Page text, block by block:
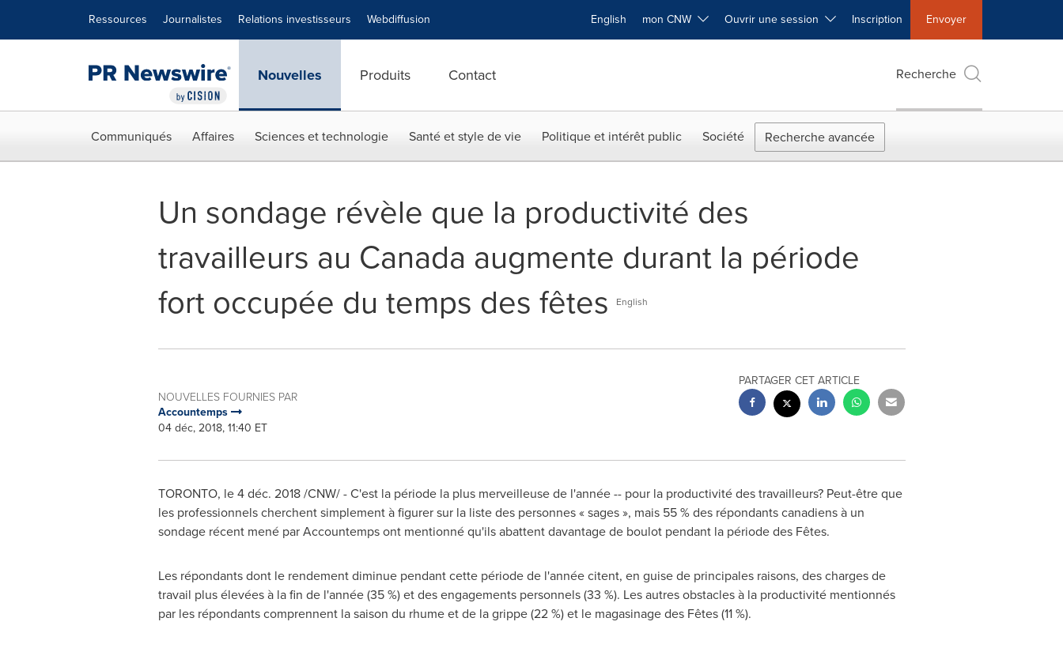
Ressources Journalistes Relations investisseurs Webdiffusion English mon CNW Ouvrir une session Inscription Envoyer
Nouvelles Produits Contact Recherche
Communiqués Affaires Sciences et technologie Santé et style de vie Politique et intérêt public Société Recherche avancée
Un sondage révèle que la productivité des
travailleurs au Canada augmente durant la période
fort occupée du temps des fêtes
English
NOUVELLES FOURNIES PAR
Accountemps
04 déc, 2018, 11:40 ET
PARTAGER CET ARTICLE
TORONTO, le 4 déc. 2018 /CNW/ - C'est la période la plus merveilleuse de l'année -- pour la productivité des travailleurs? Peut-être que
les professionnels cherchent simplement à figurer sur la liste des personnes « sages », mais 55 % des répondants canadiens à un
sondage récent mené par Accountemps ont mentionné qu'ils abattent davantage de boulot pendant la période des Fêtes.
Les répondants dont le rendement diminue pendant cette période de l'année citent, en guise de principales raisons, des charges de
travail plus élevées à la fin de l'année (35 %) et des engagements personnels (33 %). Les autres obstacles à la productivité mentionnés
par les répondants comprennent la saison du rhume et de la grippe (22 %) et le magasinage des Fêtes (11 %).